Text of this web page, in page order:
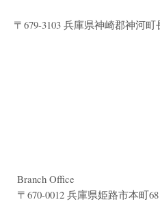
〒679-3103 兵庫県神崎郡神河町
Branch Office
〒670-0012 兵庫県姫路市本町